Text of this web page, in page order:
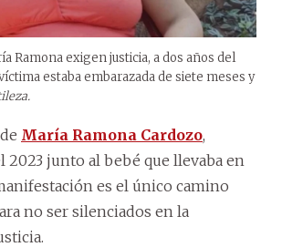
Ramona exigen justicia, a dos años del
estaba embarazada de siete meses y
María Ramona Cardozo,
2023 junto al bebé que llevaba en
es el único camino
no ser silenciados en la